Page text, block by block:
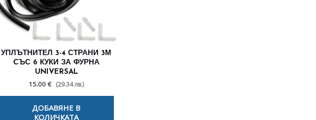
УПЛЪТНИТЕЛ 3-4 СТРАНИ 3М
СЪС 6 КУКИ ЗА ФУРНА
UNIVERSAL
15.00 € (29.34 лв.)
ДОБАВЯНЕ В
КОЛИЧКАТА